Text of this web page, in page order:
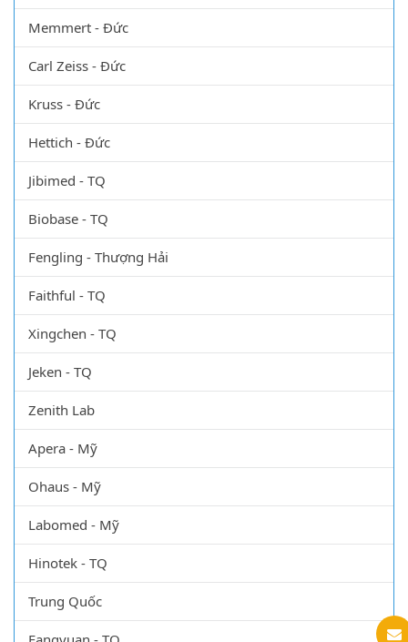
Memmert - Đức
Carl Zeiss - Đức
Kruss - Đức
Hettich - Đức
Jibimed - TQ
Biobase - TQ
Fengling - Thượng Hải
Faithful - TQ
Xingchen - TQ
Jeken - TQ
Zenith Lab
Apera - Mỹ
Ohaus - Mỹ
Labomed - Mỹ
Hinotek - TQ
Trung Quốc